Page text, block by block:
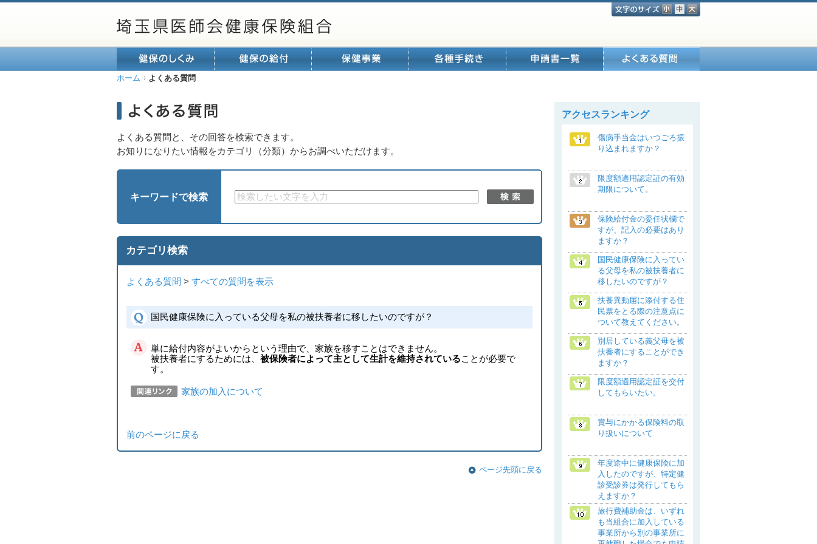
ホーム よくある質問
よくある質問と、その回答を検索できます。
お知りになりたい情報をカテゴリ（分類）からお調べいただけます。
キーワードで検索
カテゴリ検索
よくある質問 > すべての質問を表示
国民健康保険に入っている父母を私の被扶養者に移したいのですが？
単に給付内容がよいからという理由で、家族を移すことはできません。
被扶養者にするためには、 被保険者によって主として生計を維持されていることが必要で
す。
家族の加入について
前のページに戻る
ページ先頭に戻る
アクセスランキング
傷病手当金はいつごろ振
り込まれますか？
限度額適用認定証の有効
期限について。
保険給付金の委任状欄で
すが、記入の必要はあり
ますか？
国民健康保険に入ってい
る父母を私の被扶養者に
移したいのですが？
扶養異動届に添付する住
民票をとる際の注意点に
ついて教えてください。
別居している義父母を被
扶養者にすることができ
ますか？
限度額適用認定証を交付
してもらいたい。
賞与にかかる保険料の取
り扱いについて
年度途中に健康保険に加
入したのですが、特定健
診受診券は発行してもら
えますか？
旅行費補助金は、いずれ
も当組合に加入している
事業所から別の事業所に